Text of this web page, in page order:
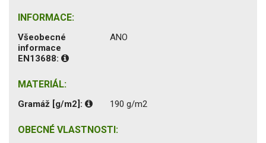
INFORMACE:
Všeobecné
informace
EN13688:
ANO
MATERIÁL:
Gramáž [g/m2]: 190 g/m2
OBECNÉ VLASTNOSTI: